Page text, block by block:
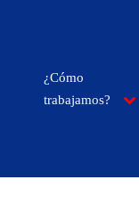
¿Cómo
trabajamos?